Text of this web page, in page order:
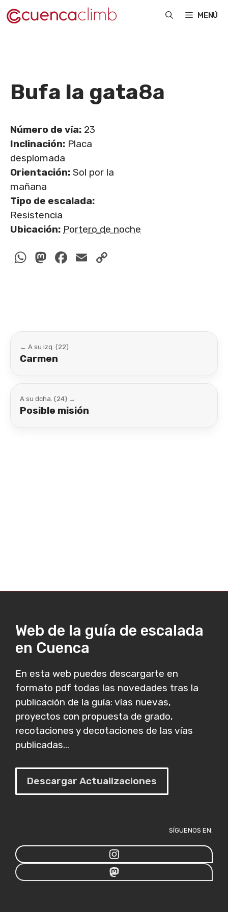
Saltar
al
MENÚ
Bufa la gata8a
Número de vía: 23
Inclinación: Placa
desplomada
Orientación: Sol por la
mañana
Tipo de escalada:
Resistencia
Ubicación: Portero de noche
WhatsApp
Mastodon
Facebook
Email
← A su izq. (22)
Carmen
A su dcha. (24) →
Posible misión
Web de la guía de escalada
en Cuenca
En esta web puedes descargarte en
formato pdf todas las novedades tras la
publicación de la guía: vías nuevas,
proyectos con propuesta de grado,
recotaciones y decotaciones de las vías
publicadas...
Descargar Actualizaciones
SÍGUENOS EN: